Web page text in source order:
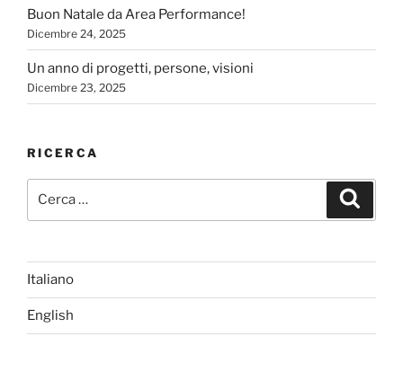
Buon Natale da Area Performance!
Dicembre 24, 2025
Un anno di progetti, persone, visioni
Dicembre 23, 2025
RICERCA
Italiano
English